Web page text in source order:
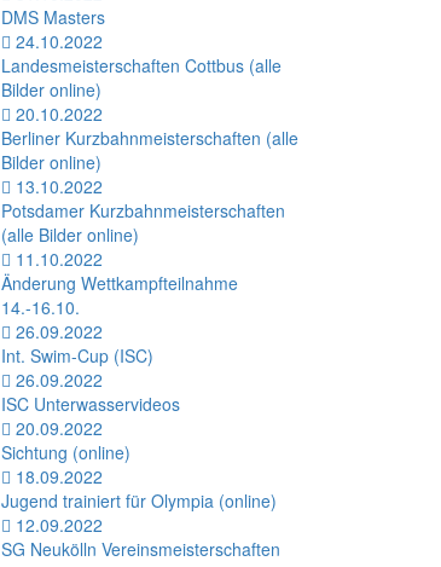
DMS Masters
24.10.2022
Landesmeisterschaften Cottbus (alle
Bilder online)
20.10.2022
Berliner Kurzbahnmeisterschaften (alle
Bilder online)
13.10.2022
Potsdamer Kurzbahnmeisterschaften
(alle Bilder online)
11.10.2022
Änderung Wettkampfteilnahme
14.-16.10.
26.09.2022
Int. Swim-Cup (ISC)
26.09.2022
ISC Unterwasservideos
20.09.2022
Sichtung (online)
18.09.2022
Jugend trainiert für Olympia (online)
12.09.2022
SG Neukölln Vereinsmeisterschaften